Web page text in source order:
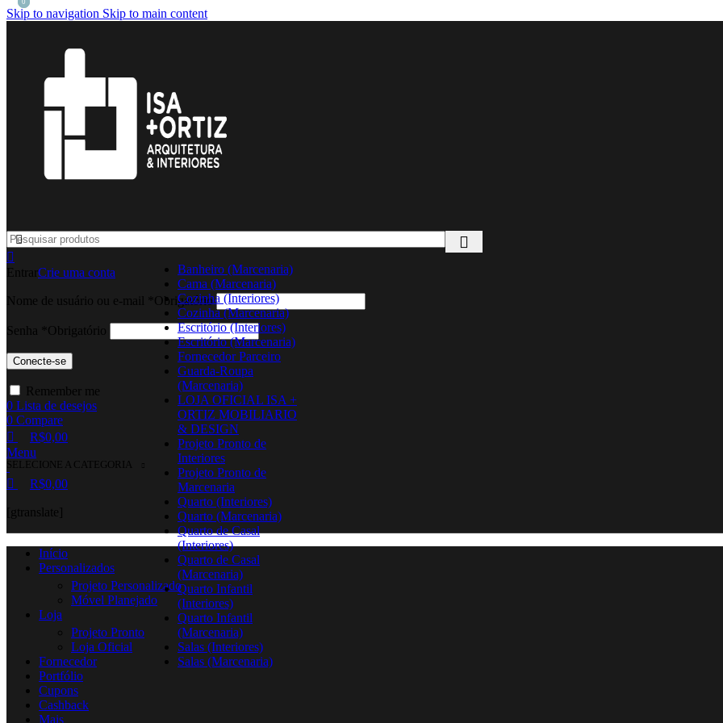
Skip to navigation Skip to main content
SELECIONE A CATEGORIA
Banheiro (Marcenaria)
Cama (Marcenaria)
Cozinha (Interiores)
Cozinha (Marcenaria)
Escritório (Interiores)
Escritório (Marcenaria)
Fornecedor Parceiro
Guarda-Roupa
(Marcenaria)
LOJA OFICIAL ISA +
ORTIZ MOBILIARIO
& DESIGN
Projeto Pronto de
Interiores
Projeto Pronto de
Marcenaria
Quarto (Interiores)
Quarto (Marcenaria)
Quarto de Casal
(Interiores)
Quarto de Casal
(Marcenaria)
Quarto Infantil
(Interiores)
Quarto Infantil
(Marcenaria)
Salas (Interiores)
Salas (Marcenaria)
Entrar Crie uma conta
Nome de usuário ou e-mail Obrigatório
Senha Obrigatório
Conecte-se
Remember me
0 Lista de desejos
0 Compare
0
R$0,00
Menu
0
R$0,00
[gtranslate]
Início
Personalizados
Projeto Personalizado
Móvel Planejado
Loja
Projeto Pronto
Loja Oficial
Fornecedor
Portfólio
Cupons
Cashback
Mais